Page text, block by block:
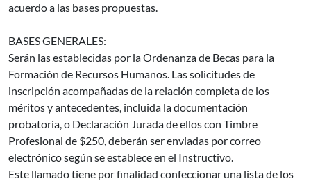
acuerdo a las bases propuestas.
BASES GENERALES:
Serán las establecidas por la Ordenanza de Becas para la
Formación de Recursos Humanos. Las solicitudes de
inscripción acompañadas de la relación completa de los
méritos y antecedentes, incluida la documentación
probatoria, o Declaración Jurada de ellos con Timbre
Profesional de $250, deberán ser enviadas por correo
electrónico según se establece en el Instructivo.
Este llamado tiene por finalidad confeccionar una lista de los